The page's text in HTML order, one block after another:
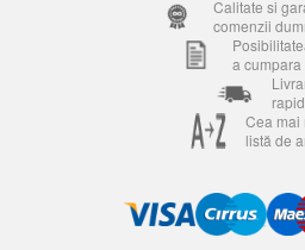
Calitate si
comenzii
a
Cea mai
listă de